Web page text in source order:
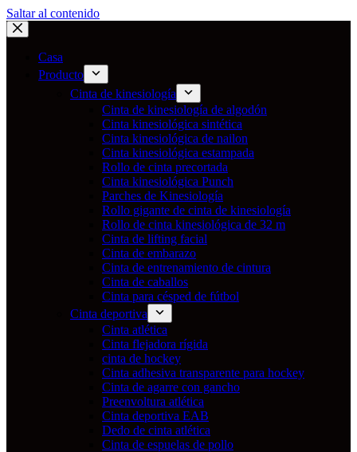
Saltar al contenido
Casa
Producto
Cinta de kinesiología
Cinta de kinesiología de algodón
Cinta kinesiológica sintética
Cinta kinesiológica de nailon
Cinta kinesiológica estampada
Rollo de cinta precortada
Cinta kinesiológica Punch
Parches de Kinesiología
Rollo gigante de cinta de kinesiología
Rollo de cinta kinesiológica de 32 m
Cinta de lifting facial
Cinta de embarazo
Cinta de entrenamiento de cintura
Cinta de caballos
Cinta para césped de fútbol
Cinta deportiva
Cinta atlética
Cinta flejadora rígida
cinta de hockey
Cinta adhesiva transparente para hockey
Cinta de agarre con gancho
Preenvoltura atlética
Cinta deportiva EAB
Dedo de cinta atlética
Cinta de espuelas de pollo